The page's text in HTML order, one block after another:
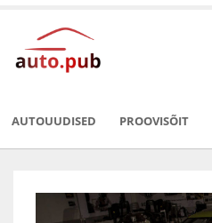
AUTOUUDISED PROOVISÕIT